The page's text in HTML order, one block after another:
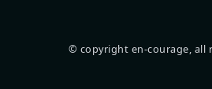
© copyright en-courage, all